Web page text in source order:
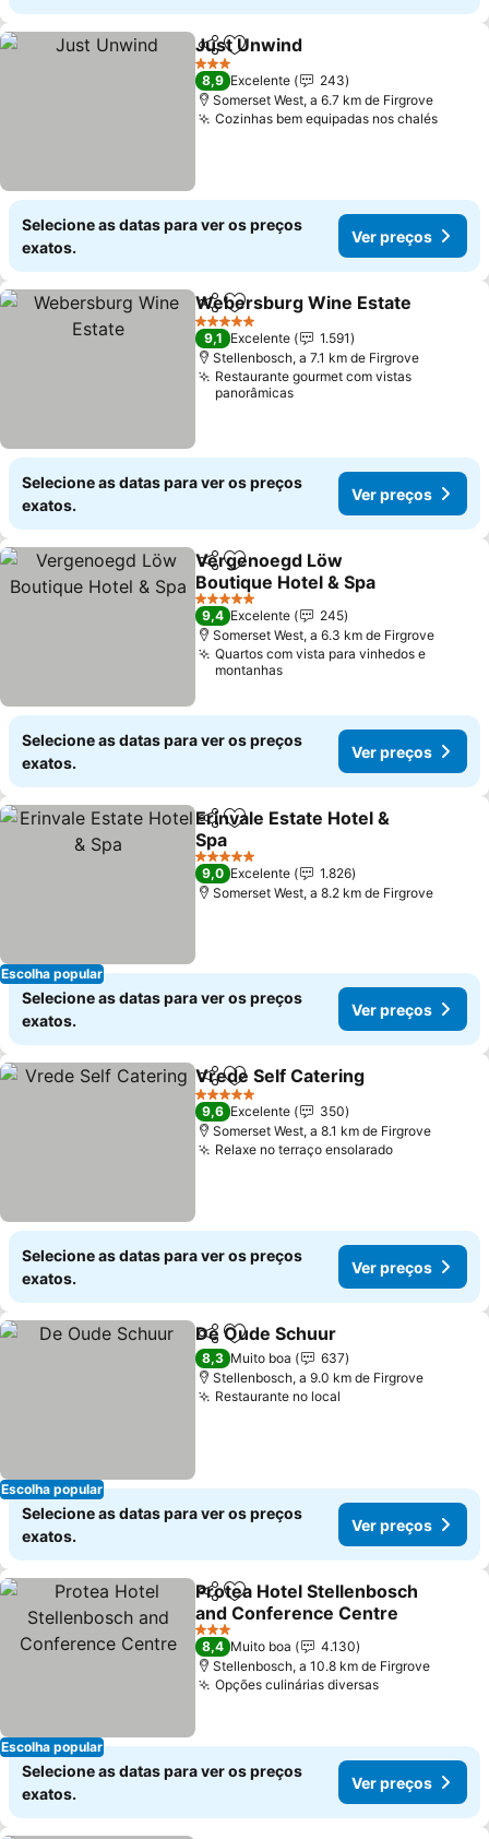
PartilharAdicionar aos favoritos
Just Unwind
3 Estrelas
8,9 Excelente
243
Somerset West, a 6.7 km de Firgrove
Cozinhas bem equipadas nos chalés
Selecione as datas para ver os preços
exatos.
Ver preços
PartilharAdicionar aos favoritos
Webersburg Wine Estate
5 Estrelas
9,1 Excelente
1.591
Stellenbosch, a 7.1 km de Firgrove
Restaurante gourmet com vistas
panorâmicas
Selecione as datas para ver os preços
exatos.
Ver preços
PartilharAdicionar aos favoritos
Vergenoegd Löw
Boutique Hotel & Spa
5 Estrelas
9,4 Excelente
245
Somerset West, a 6.3 km de Firgrove
Quartos com vista para vinhedos e
montanhas
Selecione as datas para ver os preços
exatos.
Ver preços
Escolha popular
PartilharAdicionar aos favoritos
Erinvale Estate Hotel &
Spa
5 Estrelas
9,0 Excelente
1.826
Somerset West, a 8.2 km de Firgrove
Selecione as datas para ver os preços
exatos.
Ver preços
PartilharAdicionar aos favoritos
Vrede Self Catering
5 Estrelas
9,6 Excelente
350
Somerset West, a 8.1 km de Firgrove
Relaxe no terraço ensolarado
Selecione as datas para ver os preços
exatos.
Ver preços
Escolha popular
PartilharAdicionar aos favoritos
De Oude Schuur
8,3 Muito boa
637
Stellenbosch, a 9.0 km de Firgrove
Restaurante no local
Selecione as datas para ver os preços
exatos.
Ver preços
Escolha popular
PartilharAdicionar aos favoritos
Protea Hotel Stellenbosch
and Conference Centre
3 Estrelas
8,4 Muito boa
4.130
Stellenbosch, a 10.8 km de Firgrove
Opções culinárias diversas
Selecione as datas para ver os preços
exatos.
Ver preços